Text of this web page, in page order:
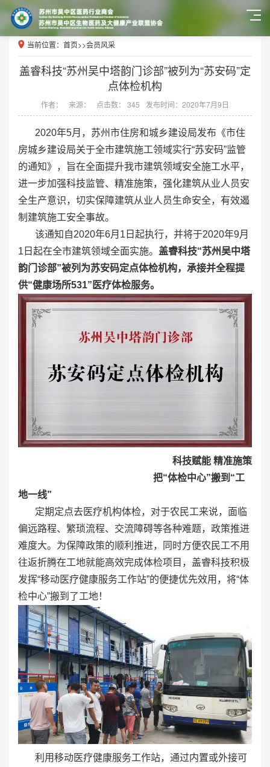
当前位置： 首页>>会员风采
盖睿科技“苏州吴中塔韵门诊部”被列为“苏安码”定
点体检机构
作者： 来源： 点击数： 345 发布时间：2020年7月9日
2020年5月，苏州市住房和城乡建设局发布《市住
房城乡建设局关于全市建筑施工领域实行“苏安码”监管
的通知》，旨在全面提升我市建筑领域安全施工水平，
进一步加强科技监管、精准施策，强化建筑从业人员安
全生产意识，切实保障建筑从业人员生命安全，有效遏
制建筑施工安全事故。
该通知自2020年6月1日起执行，并将于2020年9月
1日起在全市建筑领域全面实施。 盖睿科技“苏州吴中塔
韵门诊部”被列为苏安码定点体检机构，承接并全程提
供“健康场所531” 医疗体检服务。
科技赋能 精准施策
把“体检中心”搬到“工
地一线”
定期定点去医疗机构体检，对于农民工来说，面临
偏远路程、繁琐流程、交流障碍等各种难题，政策推进
难度大。为保障政策的顺利推进，同时方便农民工不用
往返折腾在工地就能高效完成体检项目，盖睿科技积极
发挥“移动医疗健康服务工作站”的便捷优先效用，将“体
检中心”搬到了工地！
利用移动医疗健康服务工作站，通过内置或外接可